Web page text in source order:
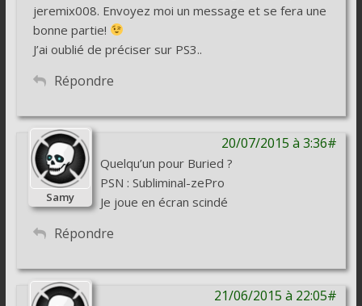
jeremix008. Envoyez moi un message et se fera une
bonne partie!
J’ai oublié de préciser sur PS3..
Répondre
20/07/2015 à 3:36#
Samy
Quelqu’un pour Buried ?
PSN : Subliminal-zePro
Je joue en écran scindé
Répondre
21/06/2015 à 22:05#